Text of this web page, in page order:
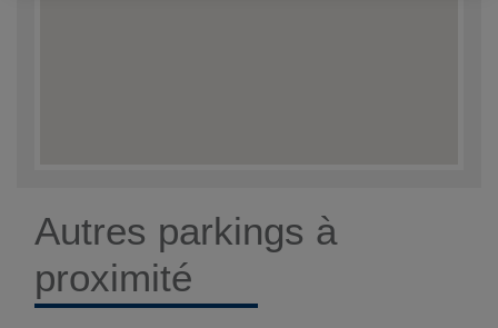
Autres parkings à
proximité